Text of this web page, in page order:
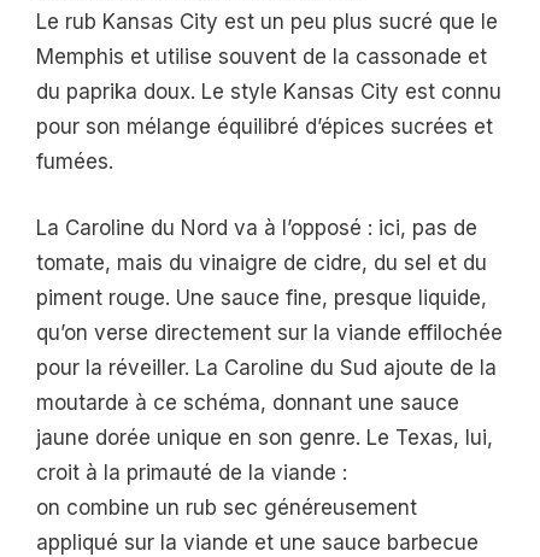
Le rub Kansas City est un peu plus sucré que le
Memphis et utilise souvent de la cassonade et
du paprika doux. Le style Kansas City est connu
pour son mélange équilibré d’épices sucrées et
fumées.
La Caroline du Nord va à l’opposé : ici, pas de
tomate, mais du vinaigre de cidre, du sel et du
piment rouge. Une sauce fine, presque liquide,
qu’on verse directement sur la viande effilochée
pour la réveiller. La Caroline du Sud ajoute de la
moutarde à ce schéma, donnant une sauce
jaune dorée unique en son genre. Le Texas, lui,
croit à la primauté de la viande :
on combine un rub sec généreusement
appliqué sur la viande et une sauce barbecue